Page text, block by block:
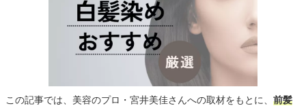
この記事では、美容のプロ・宮井美佳さんへの取材をもとに、 前髪